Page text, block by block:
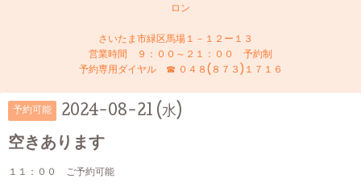
ロン
さいたま市緑区馬場１－１２ー１３
営業時間 ９：００～２１：００ 予約制
予約専用ダイヤル ☎ ０４８(８７３)１７１６
予約可能 2024-08-21 (水)
空きあります
１１：００ ご予約可能